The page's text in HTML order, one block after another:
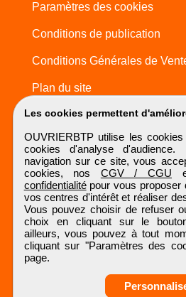
Les cookies permettent
OUVRIERBTP utilise les
cookies d'analyse d'audience.
navigation sur ce site, vous
cookies, nos CGV / CGU
confidentialitépour vous proposer
vos centres d'intérêt et réaliser
Vous pouvez choisir de refuser
choix en cliquant sur le
ailleurs, vous pouvez à tout
cliquant sur "Paramètres des
page.
Paramètres des cookies
Conditions de publication
Conditions Générales de
Plan du site